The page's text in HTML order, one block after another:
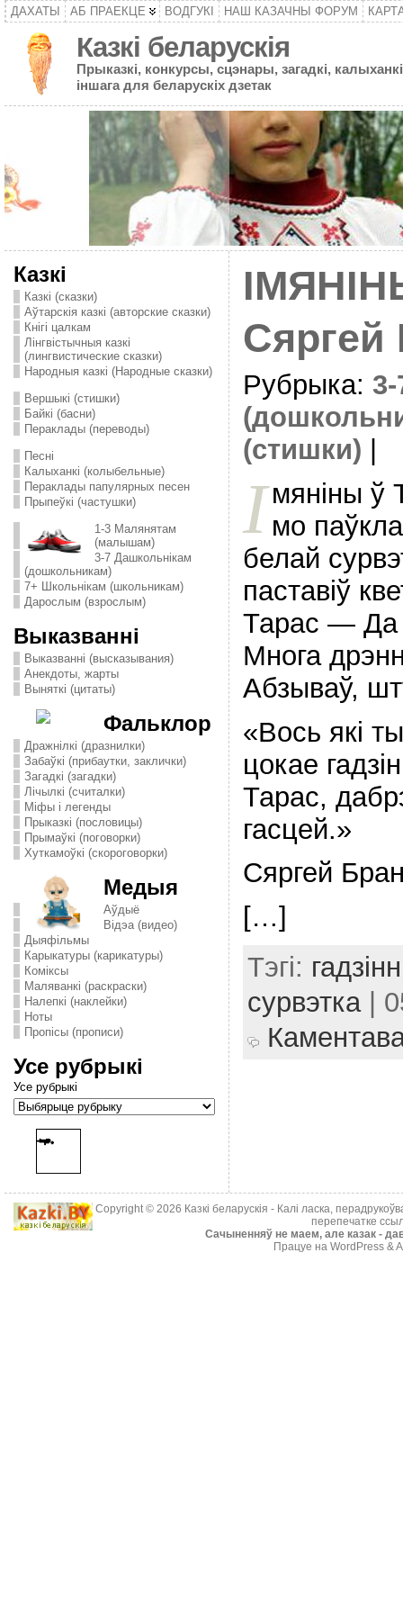
ДАХАТЫ АБ ПРАЕКЦЕ ВОДГУКІ НАШ КАЗАЧНЫ ФОРУМ
Казкі беларускія
Прыказкі, конкурсы, сцэнары, загадкі,
іншага для беларускіх дзетак
Казкі
Казкі (сказки)
Аўтарскія казкі (авторские сказки)
Кнігі цалкам
Лінгвістычныя казкі
(лингвистические сказки)
Народныя казкі (Народные сказки)
Вершыкі (стишки)
Байкі (басни)
Пераклады (переводы)
Песні
Калыханкі (колыбельные)
Пераклады папулярных песен
Прыпеўкі (частушки)
1-3 Малянятам
(малышам)
3-7 Дашкольнікам
(дошкольникам)
7+ Школьнікам (школьникам)
Дарослым (взрослым)
Выказванні
Выказванні (высказывания)
Анекдоты, жарты
Выняткі (цитаты)
Фальклор
Дражнілкі (дразнилки)
Забаўкі (прибаутки, заклички)
Загадкі (загадки)
Лічылкі (считалки)
Міфы і легенды
Прыказкі (пословицы)
Прымаўкі (поговорки)
Хуткамоўкі (скороговорки)
Медыя
Аўдыё
Відэа (видео)
Дыяфільмы
Карыкатуры (карикатуры)
Комiксы
Маляванкі (раскраски)
Налепкі (наклейки)
Ноты
Пропісы (прописи)
Усе рубрыкі
Усе рубрыкі
Сяргей
Рубрыка:
(стишки)
I мянiны ў
мо
белай
паставiў
Тарас — Да
Многа
Абзываў,
«Вось якi
цокае
Тарас,
гасцей.»
Сяргей
[…]
Тэгі:
сурвэтка|
Copyright © 2026 Казкі беларускія - Калі ласка,
перепечатке
Cачыненняў не маем, але казак -
Працуе на WordPress &